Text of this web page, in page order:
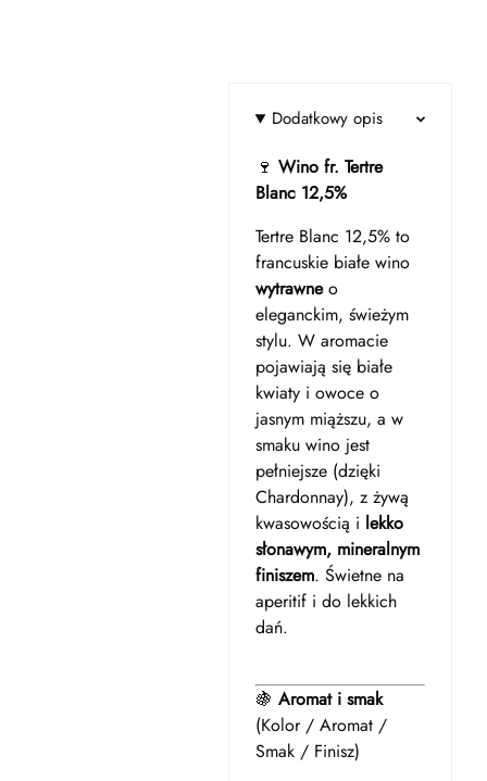
Dodatkowy opis
🍷 Wino fr. Tertre
Blanc 12,5%
Tertre Blanc 12,5% to
francuskie białe wino
wytrawneo
eleganckim, świeżym
stylu. W aromacie
pojawiają się białe
kwiaty i owoce o
jasnym miąższu, a w
smaku wino jest
pełniejsze (dzięki
Chardonnay), z żywą
kwasowością i lekko
słonawym, mineralnym
finiszem. Świetne na
aperitif i do lekkich
dań.
🍇 Aromat i smak
(Kolor / Aromat /
Smak / Finisz)